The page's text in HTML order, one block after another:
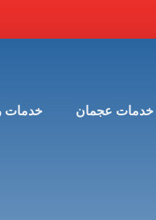
خدمات عجمان خدمات